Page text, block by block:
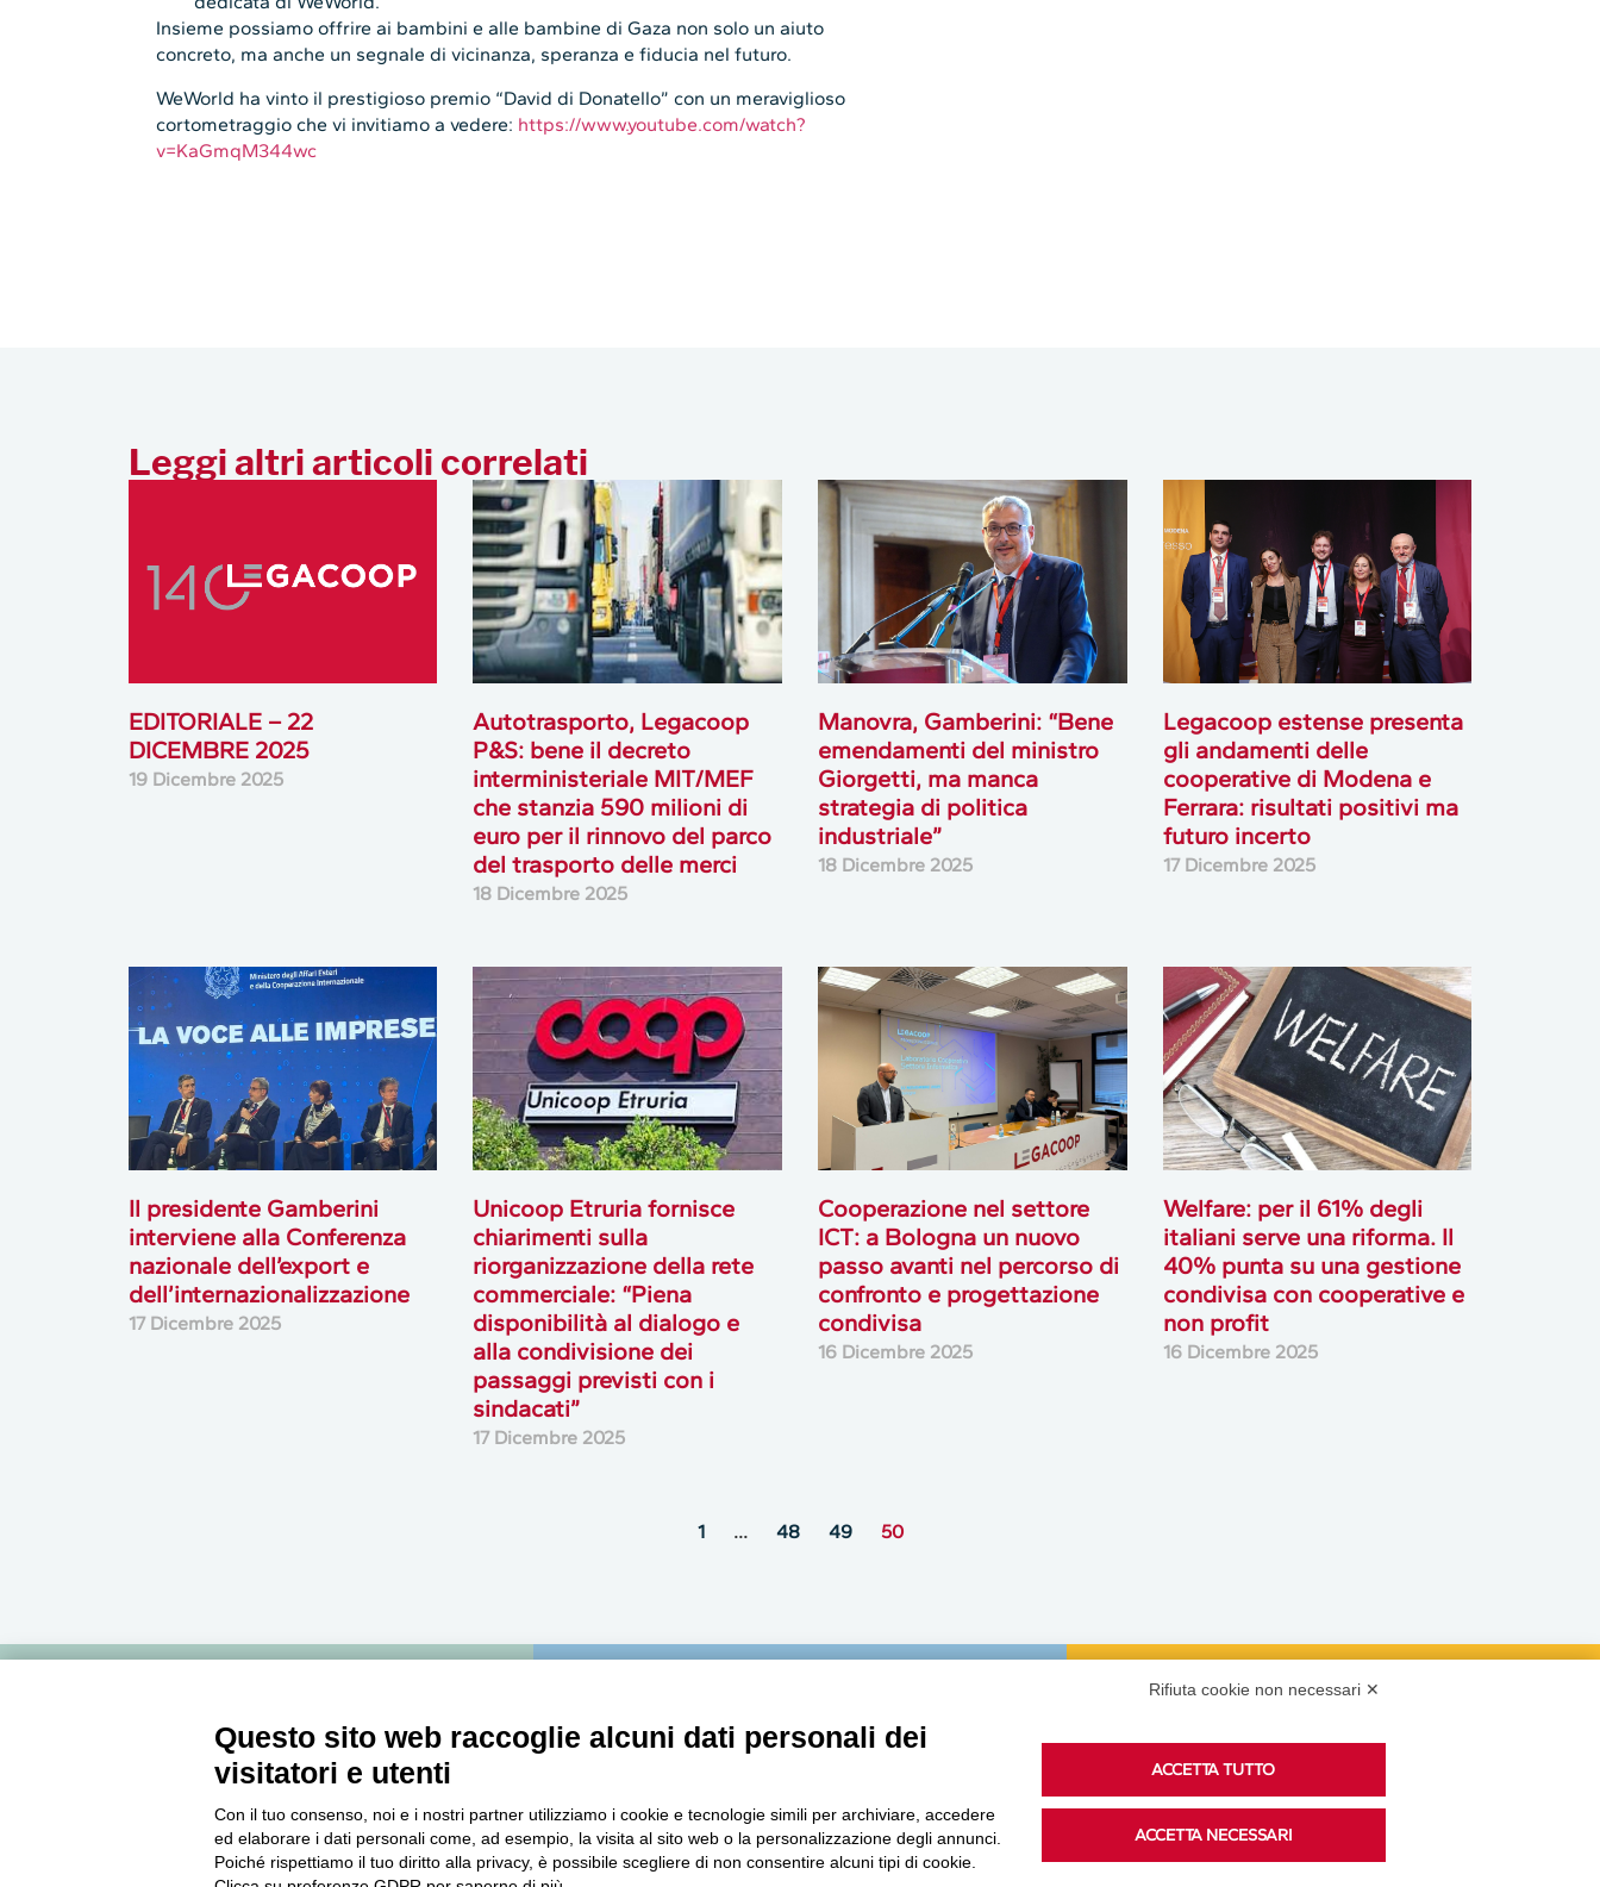
Insieme possiamo offrire ai bambini e alle bambine di Gaza non solo un aiuto
concreto, ma anche un segnale di vicinanza, speranza e fiducia nel futuro.
WeWorld ha vinto il prestigioso premio “David di Donatello” con un meraviglioso
cortometraggio che vi invitiamo a vedere: https://www.youtube.com/watch?
v=KaGmqM344wc
Leggi altri articoli correlati
EDITORIALE – 22
DICEMBRE 2025
19 Dicembre 2025
Autotrasporto, Legacoop
P&S: bene il decreto
interministeriale MIT/MEF
che stanzia 590 milioni di
euro per il rinnovo del parco
del trasporto delle merci
18 Dicembre 2025
Manovra, Gamberini: “Bene
emendamenti del ministro
Giorgetti, ma manca
strategia di politica
industriale”
18 Dicembre 2025
Legacoop estense presenta
gli andamenti delle
cooperative di Modena e
Ferrara: risultati positivi ma
futuro incerto
17 Dicembre 2025
Il presidente Gamberini
interviene alla Conferenza
nazionale dell’export e
dell’internazionalizzazione
17 Dicembre 2025
Unicoop Etruria fornisce
chiarimenti sulla
riorganizzazione della rete
commerciale: “Piena
disponibilità al dialogo e
alla condivisione dei
passaggi previsti con i
sindacati”
17 Dicembre 2025
Cooperazione nel settore
ICT: a Bologna un nuovo
passo avanti nel percorso di
confronto e progettazione
condivisa
16 Dicembre 2025
Welfare: per il 61% degli
italiani serve una riforma. Il
40% punta su una gestione
condivisa con cooperative e
non profit
16 Dicembre 2025
1 … 48 49 50
Newsletter
Accedi o iscriviti alla nostra Newsletter Legacoop
Informazioni per restare sempre aggiornati sul
mondo della cooperazione.
MultiMedia
Guarda i nostri video, storie e webinar.
Ascolta i podcast di approfondimento di Legacoop
Rifiuta cookie non necessari ✕
Questo sito web raccoglie alcuni dati personali dei
visitatori e utenti
Con il tuo consenso, noi e i nostri partner utilizziamo i cookie e tecnologie simili per archiviare, accedere
ed elaborare i dati personali come, ad esempio, la visita al sito web o la personalizzazione degli annunci.
Poiché rispettiamo il tuo diritto alla privacy, è possibile scegliere di non consentire alcuni tipi di cookie.
ACCETTA TUTTO
ACCETTA NECESSARI